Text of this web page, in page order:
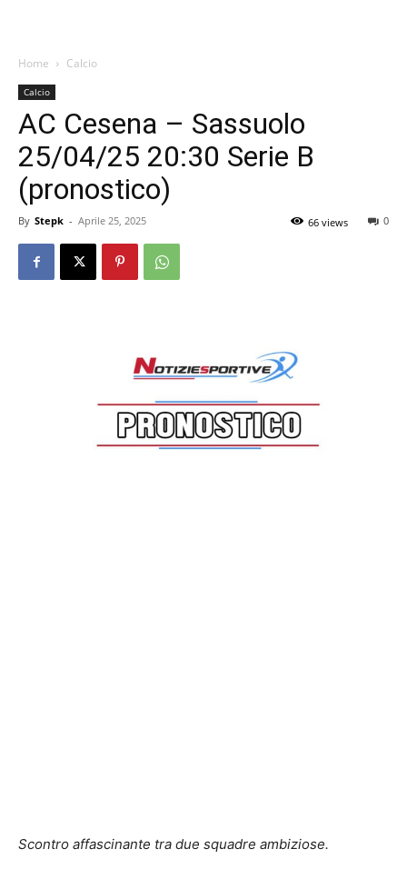
Home Calcio
Calcio
AC Cesena – Sassuolo
25/04/25 20:30 Serie B
(pronostico)
By Stepk - Aprile 25, 2025 0
66 views
Scontro affascinante tra due squadre ambiziose.